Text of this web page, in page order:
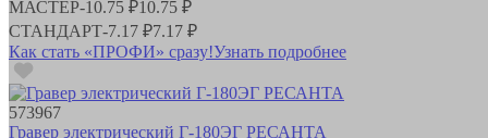
МАСТЕР-10.75 ₽10.75 ₽
СТАНДАРТ-7.17 ₽7.17 ₽
Как стать «ПРОФИ» сразу!Узнать подробнее
573967
Гравер электрический Г-180ЭГ РЕСАНТА